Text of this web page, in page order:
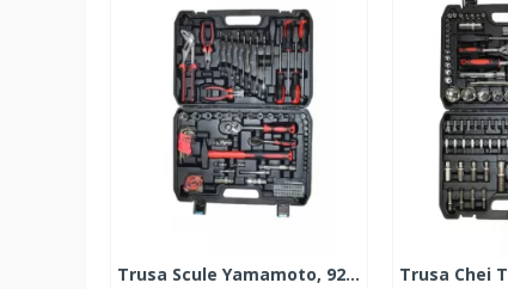
Trusa Scule Yamamoto, 92 Piese